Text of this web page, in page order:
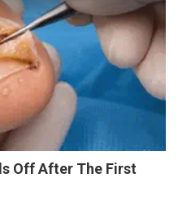
Off After The First